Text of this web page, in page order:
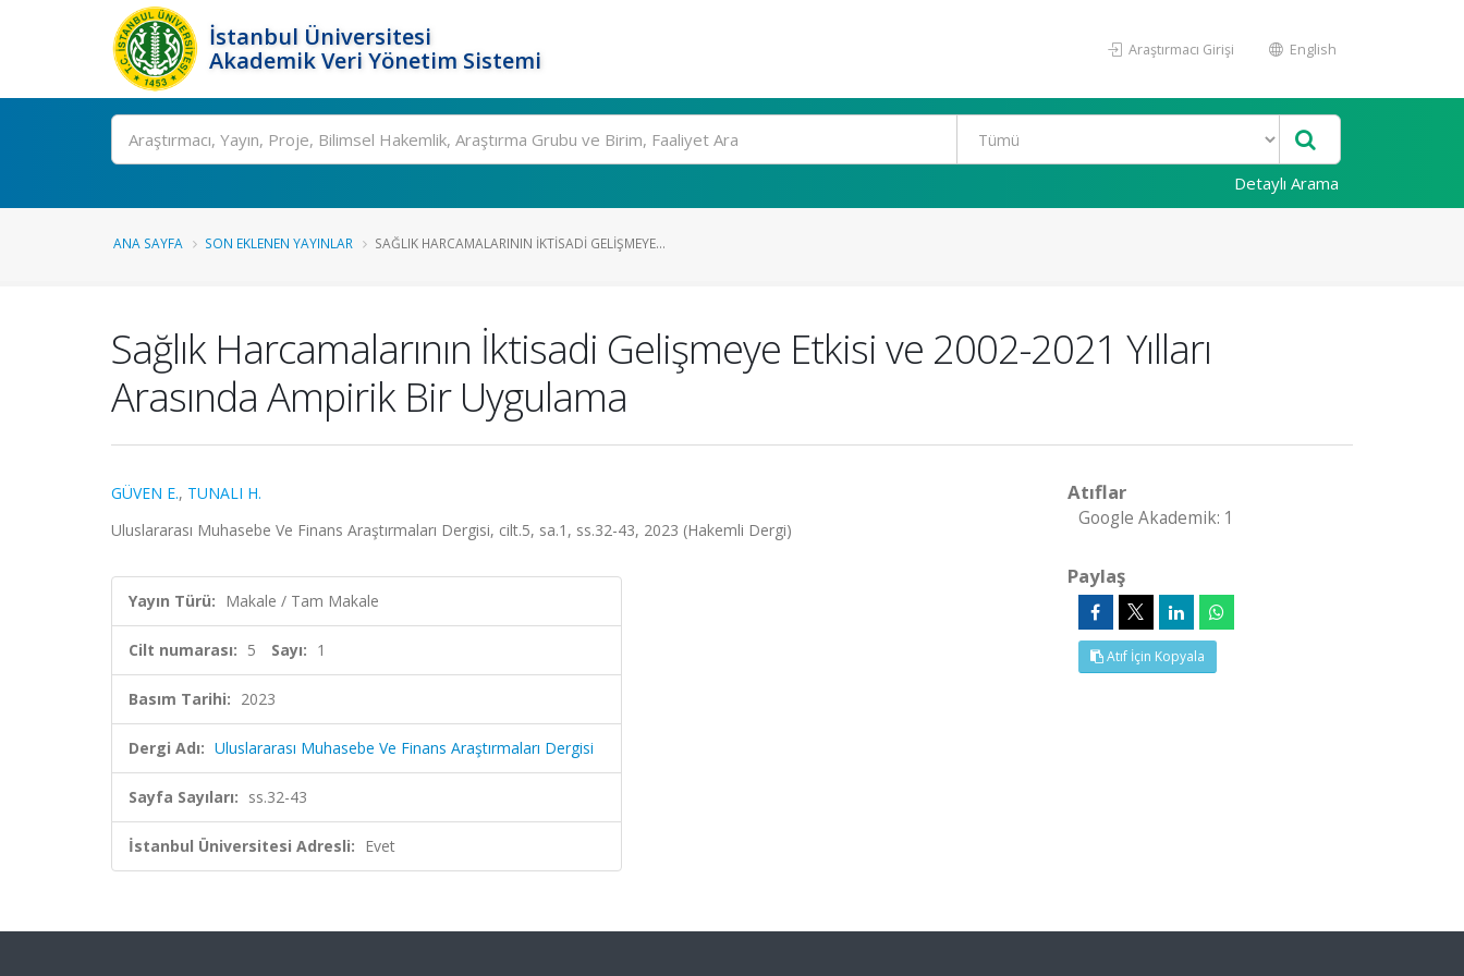
İstanbul Üniversitesi
Akademik Veri Yönetim Sistemi
Araştırmacı Girişi English
Ara
Detaylı Arama
ANA SAYFA SON EKLENEN YAYINLAR SAĞLIK HARCAMALARININ İKTISADI GELIŞMEYE...
Sağlık Harcamalarının İktisadi Gelişmeye Etkisi ve 2002-2021 Yılları
Arasında Ampirik Bir Uygulama
GÜVEN E., TUNALI H.
Uluslararası Muhasebe Ve Finans Araştırmaları Dergisi, cilt.5, sa.1, ss.32-43, 2023 (Hakemli Dergi)
Yayın Türü: Makale / Tam Makale
Cilt numarası: 5 Sayı: 1
Basım Tarihi: 2023
Dergi Adı: Uluslararası Muhasebe Ve Finans Araştırmaları Dergisi
Sayfa Sayıları: ss.32-43
İstanbul Üniversitesi Adresli: Evet
Atıflar
Google Akademik: 1
Paylaş
Atıf İçin Kopyala